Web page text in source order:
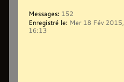
Messages: 152
Enregistré le: Mer 18 Fév 2015,
16:13